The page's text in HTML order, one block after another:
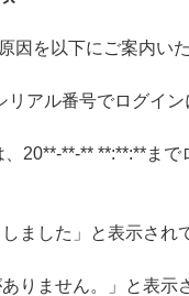
因を以下にご案内い
リアル番号でログイ
、20**-**-** **:**:**ま
ました」と表示され
りません。」と表